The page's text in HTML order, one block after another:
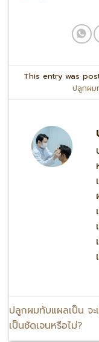
This entry was
ปลูกผม
ปลูกผมทับแผลเป็น จะ
เป็นชัดเจนหรือไม่?